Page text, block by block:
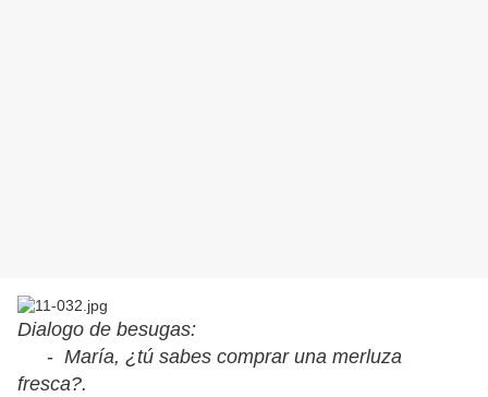
Dialogo de besugas:
María, ¿tú sabes comprar una merluza
fresca?.